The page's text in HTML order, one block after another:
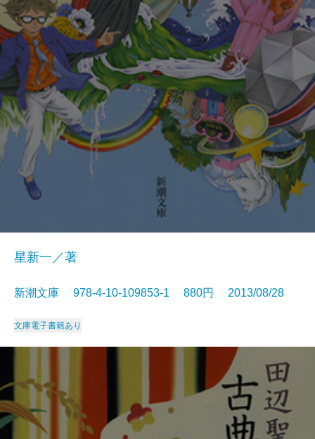
星新一／著
新潮文庫 978-4-10-109853-1 880円 2013/08/28
文庫電子書籍あり